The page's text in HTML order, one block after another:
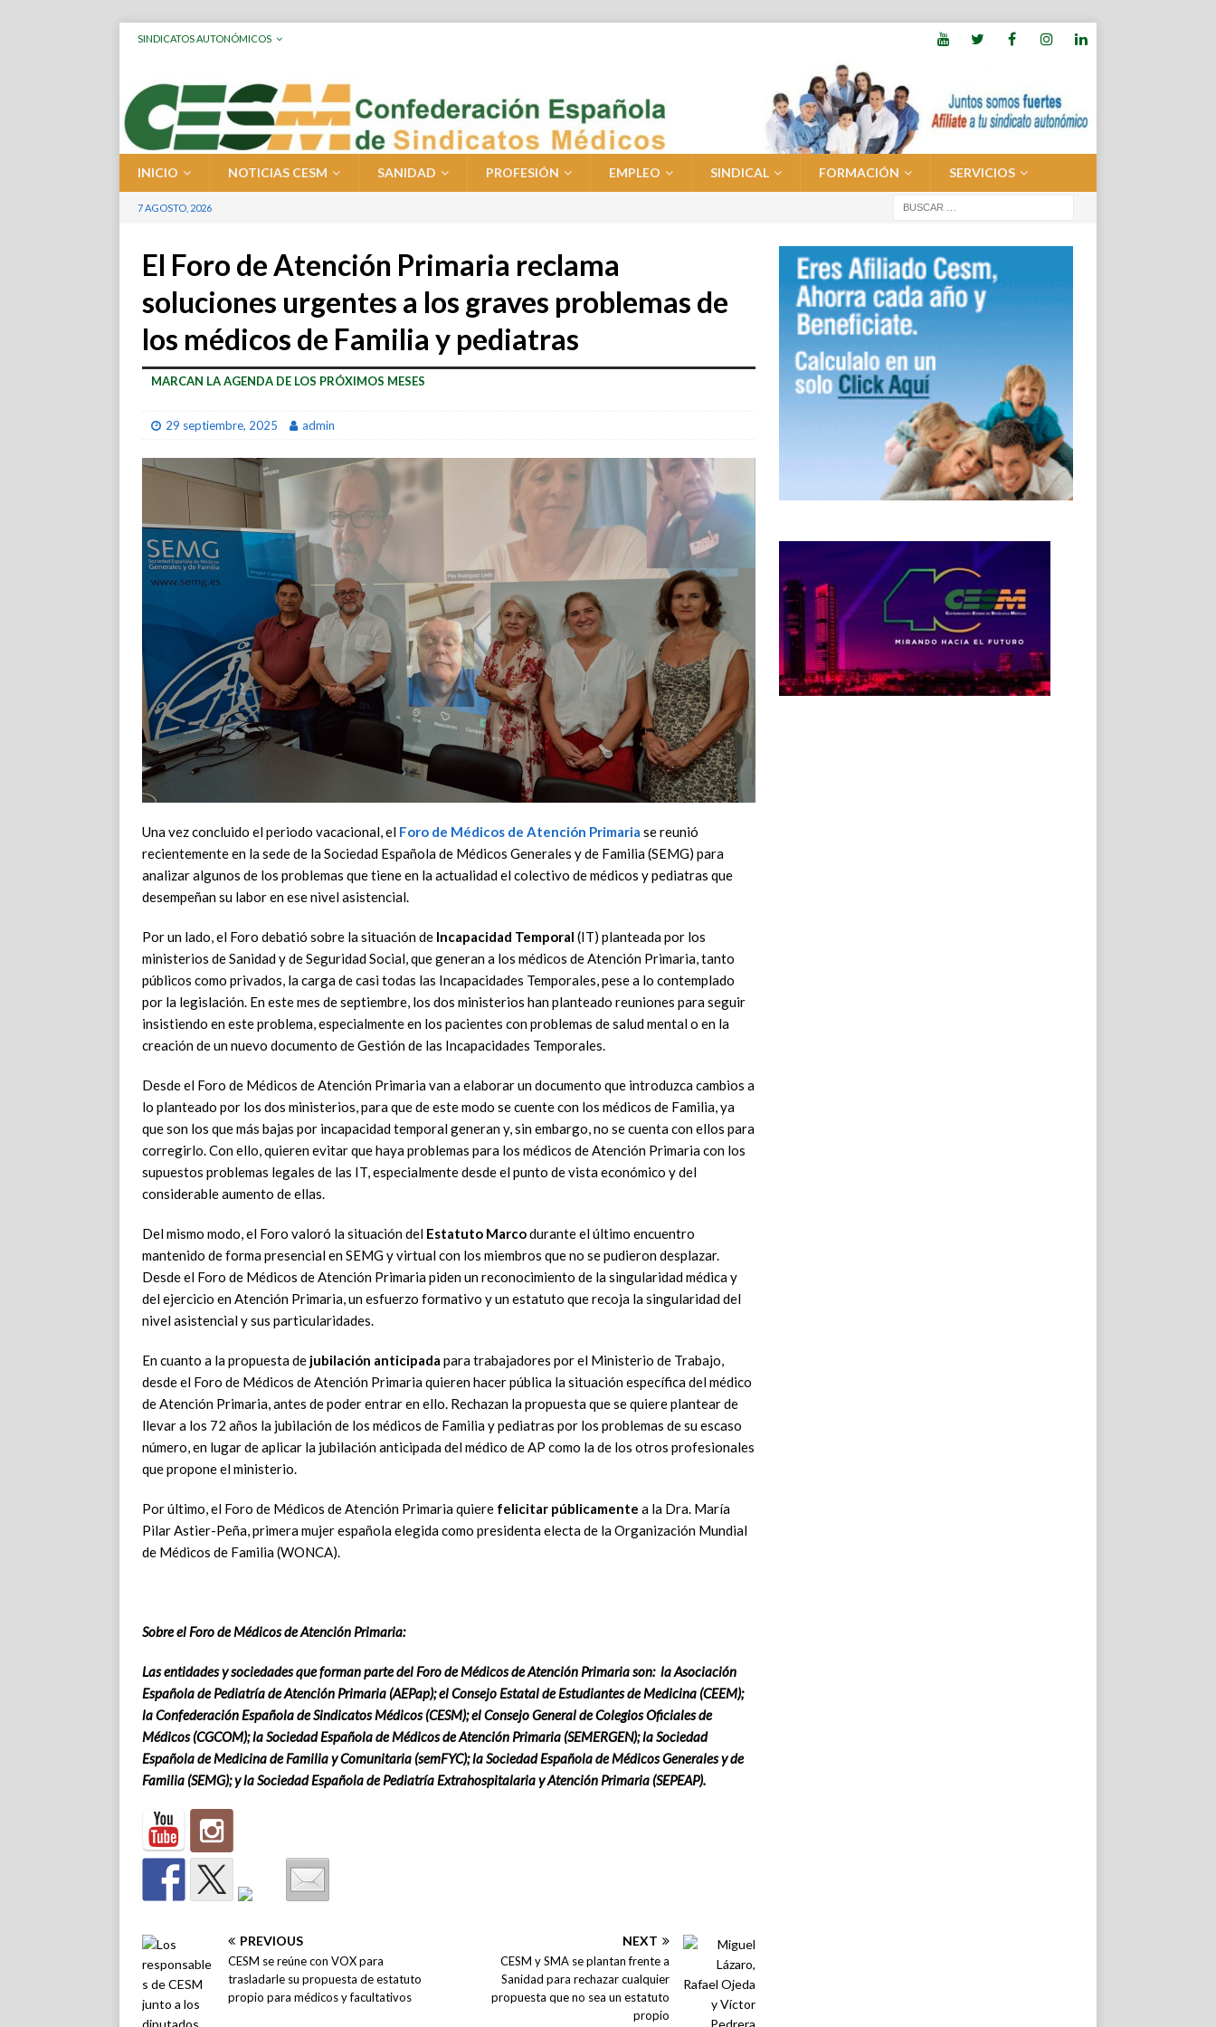
SINDICATOS AUTONÓMICOS
INICIO NOTICIAS CESM SANIDAD PROFESIÓN EMPLEO SINDICAL FORMACIÓN SERVICIOS
7 AGOSTO, 2026
El Foro de Atención Primaria reclama
soluciones urgentes a los graves problemas de
los médicos de Familia y pediatras
MARCAN LA AGENDA DE LOS PRÓXIMOS MESES
29 septiembre, 2025 admin
Una vez concluido el periodo vacacional, el Foro de Médicos de Atención Primaria se reunió
recientemente en la sede de la Sociedad Española de Médicos Generales y de Familia (SEMG) para
analizar algunos de los problemas que tiene en la actualidad el colectivo de médicos y pediatras que
desempeñan su labor en ese nivel asistencial.
Por un lado, el Foro debatió sobre la situación de Incapacidad Temporal (IT) planteada por los
ministerios de Sanidad y de Seguridad Social, que generan a los médicos de Atención Primaria, tanto
públicos como privados, la carga de casi todas las Incapacidades Temporales, pese a lo contemplado
por la legislación. En este mes de septiembre, los dos ministerios han planteado reuniones para seguir
insistiendo en este problema, especialmente en los pacientes con problemas de salud mental o en la
creación de un nuevo documento de Gestión de las Incapacidades Temporales.
Desde el Foro de Médicos de Atención Primaria van a elaborar un documento que introduzca cambios a
lo planteado por los dos ministerios, para que de este modo se cuente con los médicos de Familia, ya
que son los que más bajas por incapacidad temporal generan y, sin embargo, no se cuenta con ellos para
corregirlo. Con ello, quieren evitar que haya problemas para los médicos de Atención Primaria con los
supuestos problemas legales de las IT, especialmente desde el punto de vista económico y del
considerable aumento de ellas.
Del mismo modo, el Foro valoró la situación del Estatuto Marcodurante el último encuentro
mantenido de forma presencial en SEMG y virtual con los miembros que no se pudieron desplazar.
Desde el Foro de Médicos de Atención Primaria piden un reconocimiento de la singularidad médica y
del ejercicio en Atención Primaria, un esfuerzo formativo y un estatuto que recoja la singularidad del
nivel asistencial y sus particularidades.
En cuanto a la propuesta de jubilación anticipada para trabajadores por el Ministerio de Trabajo,
desde el Foro de Médicos de Atención Primaria quieren hacer pública la situación específica del médico
de Atención Primaria, antes de poder entrar en ello. Rechazan la propuesta que se quiere plantear de
llevar a los 72 años la jubilación de los médicos de Familia y pediatras por los problemas de su escaso
número, en lugar de aplicar la jubilación anticipada del médico de AP como la de los otros profesionales
que propone el ministerio.
Por último, el Foro de Médicos de Atención Primaria quiere felicitar públicamente a la Dra. María
Pilar Astier-Peña, primera mujer española elegida como presidenta electa de la Organización Mundial
de Médicos de Familia (WONCA).
Sobre el Foro de Médicos de Atención Primaria:
Las entidades y sociedades que forman parte del Foro de Médicos de Atención Primaria son: la Asociación
Española de Pediatría de Atención Primaria (AEPap); el Consejo Estatal de Estudiantes de Medicina (CEEM);
la Confederación Española de Sindicatos Médicos (CESM); el Consejo General de Colegios Oficiales de
Médicos (CGCOM); la Sociedad Española de Médicos de Atención Primaria (SEMERGEN); la Sociedad
Española de Medicina de Familia y Comunitaria (semFYC); la Sociedad Española de Médicos Generales y de
Familia (SEMG); y la Sociedad Española de Pediatría Extrahospitalaria y Atención Primaria (SEPEAP).
PREVIOUS
CESM se reúne con VOX para
trasladarle su propuesta de estatuto
propio para médicos y facultativos
NEXT
CESM y SMA se plantan frente a
Sanidad para rechazar cualquier
propuesta que no sea un estatuto
propio